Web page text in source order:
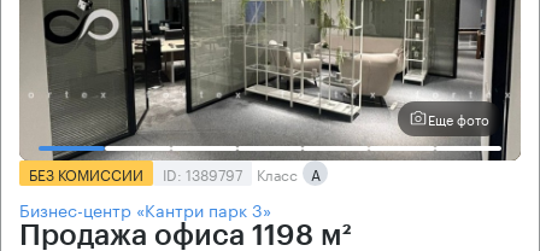
Еще фото
БЕЗ КОМИССИИ ID: 1389797 Класс А
Бизнес-центр «Кантри парк 3»
Продажа офиса 1198 м²